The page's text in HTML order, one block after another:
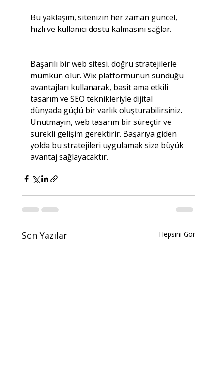
Bu yaklaşım, sitenizin her zaman güncel,
hızlı ve kullanıcı dostu kalmasını sağlar.
Başarılı bir web sitesi, doğru stratejilerle
mümkün olur. Wix platformunun sunduğu
avantajları kullanarak, basit ama etkili
tasarım ve SEO teknikleriyle dijital
dünyada güçlü bir varlık oluşturabilirsiniz.
Unutmayın, web tasarım bir süreçtir ve
sürekli gelişim gerektirir. Başarıya giden
yolda bu stratejileri uygulamak size büyük
avantaj sağlayacaktır.
Son Yazılar Hepsini Gör